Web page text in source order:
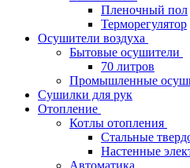
Пленочный пол
Терморегулятор
Осушители воздуха
Бытовые осушители
70 литров
Промышленные
Сушилки для рук
Отопление
Котлы отопления
Стальные
Настенные
Автоматика